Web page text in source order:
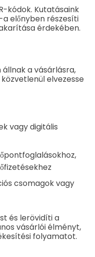
kódok. Kutatásaink
a előnyben részesíti
érdekében.
a vásárlásra,
elvezesse
vagy digitális
csomagok vagy
és lerövidíti a
vásárlói élményt,
folyamatot.